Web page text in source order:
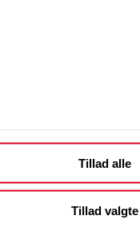
Tillad alle
Tillad valgte
maskine på 1-2 ton
maskinen kørende
af størrelse,
betaler
der følger med.